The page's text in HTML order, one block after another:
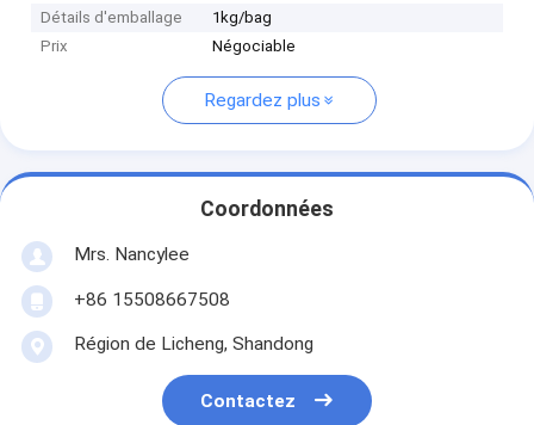
Détails d'emballage
1kg/bag
Prix
Négociable
Regardez plus
Coordonnées
Mrs. Nancylee
+86 15508667508
Région de Licheng, Shandong
Contactez